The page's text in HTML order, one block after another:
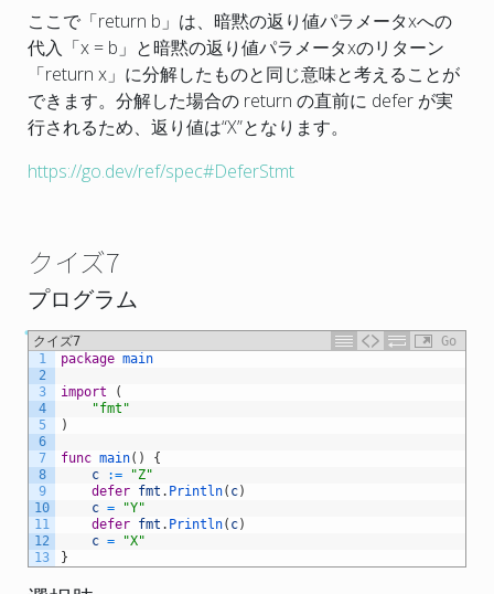
ここで「return b」 は、暗黙の返り値パラメータxへの
代入「x = b」と暗黙の返り値パラメータxのリターン
「return x」 に分解したものと同じ意味と考えることが
できます。分解した場合の return の直前に defer が実
行されるため、返り値は“X”となります。
https://go.dev/ref/spec#DeferStmt
クイズ7
プログラム
クイズ7
Go
1
2
3
4
5
6
7
8
9
10
11
12
13
package main
import
(
"fmt"
)
func main( )
{
c
:=
"Z"
defer fmt . Println( c)
c =
"Y"
defer fmt . Println( c)
c =
"X"
}